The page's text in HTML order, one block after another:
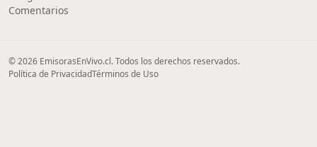
Comentarios
© 2026 EmisorasEnVivo.cl. Todos los derechos reservados.
Política de PrivacidadTérminos de Uso